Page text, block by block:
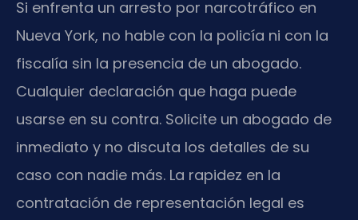
Si enfrenta un arresto por narcotráfico en
Nueva York, no hable con la policía ni con la
fiscalía sin la presencia de un abogado.
Cualquier declaración que haga puede
usarse en su contra. Solicite un abogado de
inmediato y no discuta los detalles de su
caso con nadie más. La rapidez en la
contratación de representación legal es